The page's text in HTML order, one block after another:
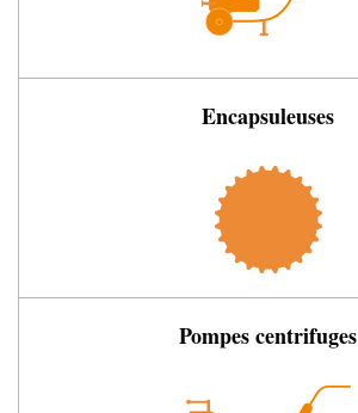
Encapsuleuses
Pompes centrifuges